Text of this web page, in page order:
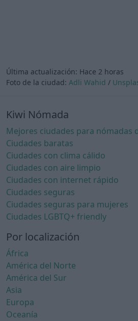
Última actualización: Hace 2 horas
Foto de la ciudad: Adli Wahid /
Kiwi Nómada
Mejores ciudades para nómadas
Ciudades baratas
Ciudades con clima cálido
Ciudades con aire limpio
Ciudades con internet rápido
Ciudades seguras
Ciudades seguras para mujeres
Ciudades LGBTQ+ friendly
Por localización
África
América del Norte
América del Sur
Asia
Europa
Oceanía